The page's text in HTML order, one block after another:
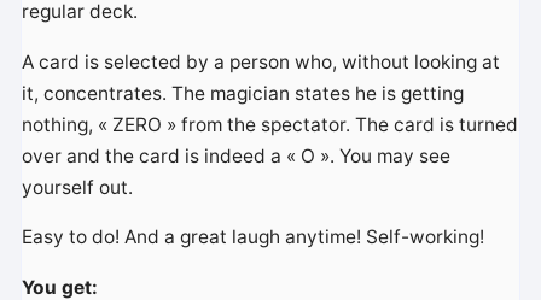
regular deck.
A card is selected by a person who, without looking at
it, concentrates. The magician states he is getting
nothing, « ZERO » from the spectator. The card is turned
over and the card is indeed a « O ». You may see
yourself out.
Easy to do! And a great laugh anytime! Self-working!
You get: